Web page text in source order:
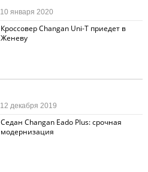
Кроссовер Changan Uni-T приедет в
Женеву
10 января 2020
Седан Changan Eado Plus: срочная
модернизация
12 декабря 2019